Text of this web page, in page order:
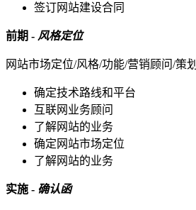
签订网站建设合同
前期 - 风格定位
网站市场定位/风格/功能/营销顾问/策划
确定技术路线和平台
互联网业务顾问
了解网站的业务
确定网站市场定位
了解网站的业务
实施 - 确认函